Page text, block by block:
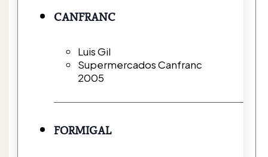
CANFRANC
Luis Gil
Supermercados Canfranc
2005
FORMIGAL